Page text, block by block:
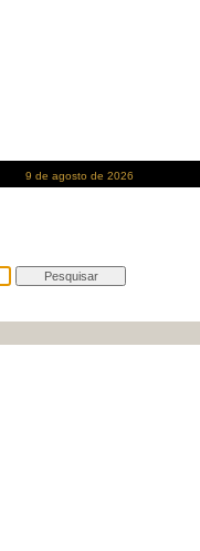
9 de agosto de 2026